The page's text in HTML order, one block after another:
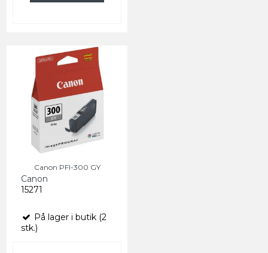
Canon PFI-300 GY
Canon
15271
På lager i butik (2
stk.)